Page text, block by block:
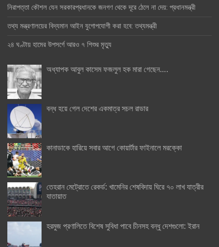
নিরাপত্তা কৌশল যেন সরকারপ্রধানকে জনগণ থেকে দূরে ঠেলে না দেয়: প্রধানমন্ত্রী
তথ্য মন্ত্রণালয়ের বিদ্যমান আইন যুগোপযোগী করা হবে: তথ্যমন্ত্রী
২৪ ঘণ্টায় হামের উপসর্গে আরও ৭ শিশুর মৃত্যু
অধ্যাপক আবুল কাসেম ফজলুল হক মারা গেছেন….
বন্ধ হয়ে গেল দেশের একমাত্র সচল রাডার
কানাডাকে হারিয়ে সবার আগে কোয়ার্টার ফাইনালে মরক্কো
তেহরান মেট্রোতে রেকর্ড: খামেনির শেষবিদায় ঘিরে ৭০ লাখ যাত্রীর
যাতায়াত
হরমুজ প্রণালিতে বিশেষ সুবিধা পাবে চীনসহ বন্ধু দেশগুলো: ইরান